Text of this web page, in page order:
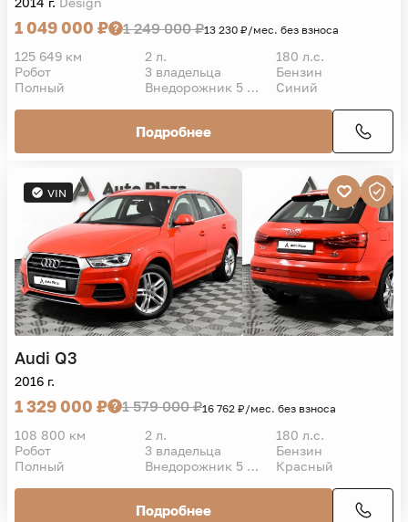
1 049 000 ₽ 1 249 000 ₽13 230 ₽/мес. без взноса
125 649 км 2 л.
180 л.с.
Робот
3 владельца
Бензин
Полный
Внедорожник 5 дв. Синий
Подробнее
VIN
Audi Q3
2016 г.
1 329 000 ₽ 1 579 000 ₽16 762 ₽/мес. без взноса
108 800 км 2 л.
180 л.с.
Робот
3 владельца
Бензин
Полный
Внедорожник 5 дв. Красный
Подробнее